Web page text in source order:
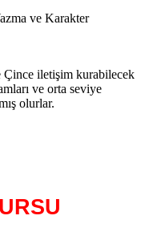
ve Karakter
Çince iletişim kurabilecek
ve orta seviye
olurlar.